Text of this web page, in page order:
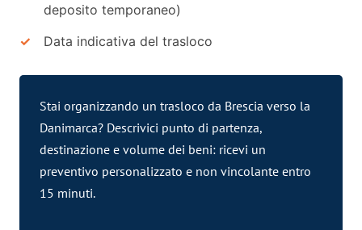
deposito temporaneo)
Data indicativa del trasloco
Stai organizzando un trasloco da Brescia verso la
Danimarca? Descrivici punto di partenza,
destinazione e volume dei beni: ricevi un
preventivo personalizzato e non vincolante entro
15 minuti.